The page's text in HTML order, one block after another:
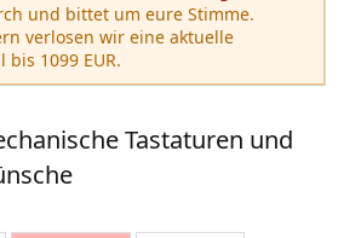
und bittet um eure Stimme.
verlosen wir eine aktuelle
bis 1099 EUR.
Tastaturen und